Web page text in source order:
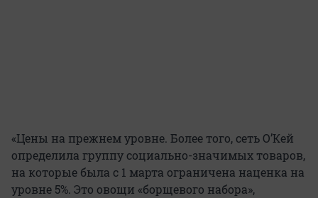
«Цены на прежнем уровне. Более того, сеть О’Кей
определила группу социально-значимых товаров,
на которые была с 1 марта ограничена наценка на
уровне 5%. Это овощи «борщевого набора»,